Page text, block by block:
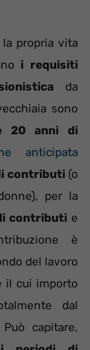
propria vita
i requisiti
da
sono
20 anni di
anticipata
contributi(o
per la
contributi e
è
del lavoro
il cui importo
dal
capitare,